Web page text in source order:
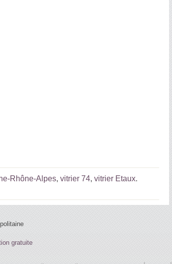
Rhône-Alpes, vitrier 74, vitrier Etaux.
gratuite